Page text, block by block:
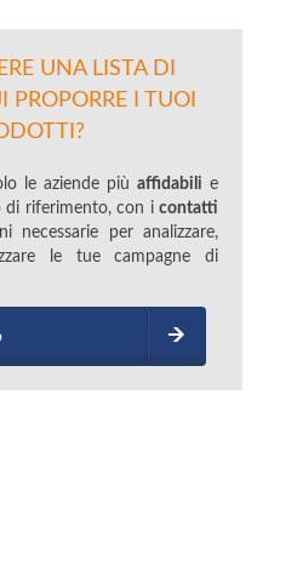
UNA LISTA DI
PROPORRE I TUOI
le aziende più affidabili e
di riferimento, con i contatti
necessarie per analizzare,
le tue campagne di